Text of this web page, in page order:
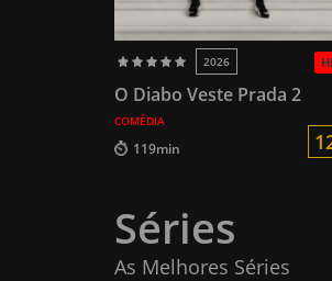
2026
O Diabo Veste Prada 2
COMÉDIA
119min
Séries
As Melhores Séries